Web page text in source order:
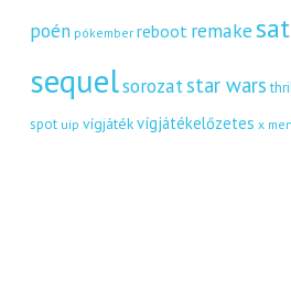
poén pókember reboot remake
sequelsorozatstar wars
spot uip vígjátékvígjátékelőzetes x men